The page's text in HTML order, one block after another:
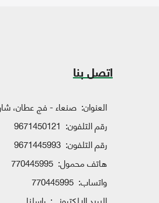
اتصل بنا
العنوان: صنعاء - فج عطان،
رقم التلفون: 9671450121
رقم التلفون: 9671445993
هاتف محمول: 770445995
واتساب: 770445995